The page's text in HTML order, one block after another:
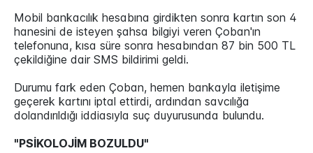
Mobil bankacılık hesabına girdikten sonra kartın son 4
hanesini de isteyen şahsa bilgiyi veren Çoban'ın
telefonuna, kısa süre sonra hesabından 87 bin 500 TL
çekildiğine dair SMS bildirimi geldi.
Durumu fark eden Çoban, hemen bankayla iletişime
geçerek kartını iptal ettirdi, ardından savcılığa
dolandırıldığı iddiasıyla suç duyurusunda bulundu.
"PSİKOLOJİM BOZULDU"